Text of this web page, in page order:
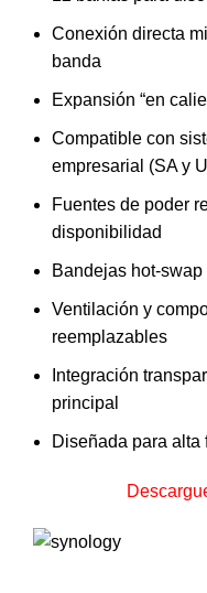
Conexión directa
banda
Expansión “en
Compatible con
empresarial (SA y
Fuentes de poder
disponibilidad
Bandejas hot-
Ventilación y
reemplazables
Integración
principal
Diseñada para